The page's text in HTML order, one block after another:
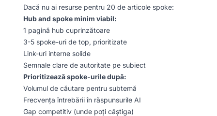
Dacă nu ai resurse pentru 20 de articole spoke:
Hub and spoke minim viabil:
1 pagină hub cuprinzătoare
3-5 spoke-uri de top, prioritizate
Link-uri interne solide
Semnale clare de autoritate pe subiect
Prioritizează spoke-urile după:
Volumul de căutare pentru subtemă
Frecvența întrebării în răspunsurile AI
Gap competitiv (unde poți câștiga)